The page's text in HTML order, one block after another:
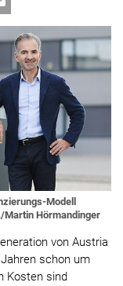
Modell
Martin Hörmandinger
von Austria
schon um
Kosten sind